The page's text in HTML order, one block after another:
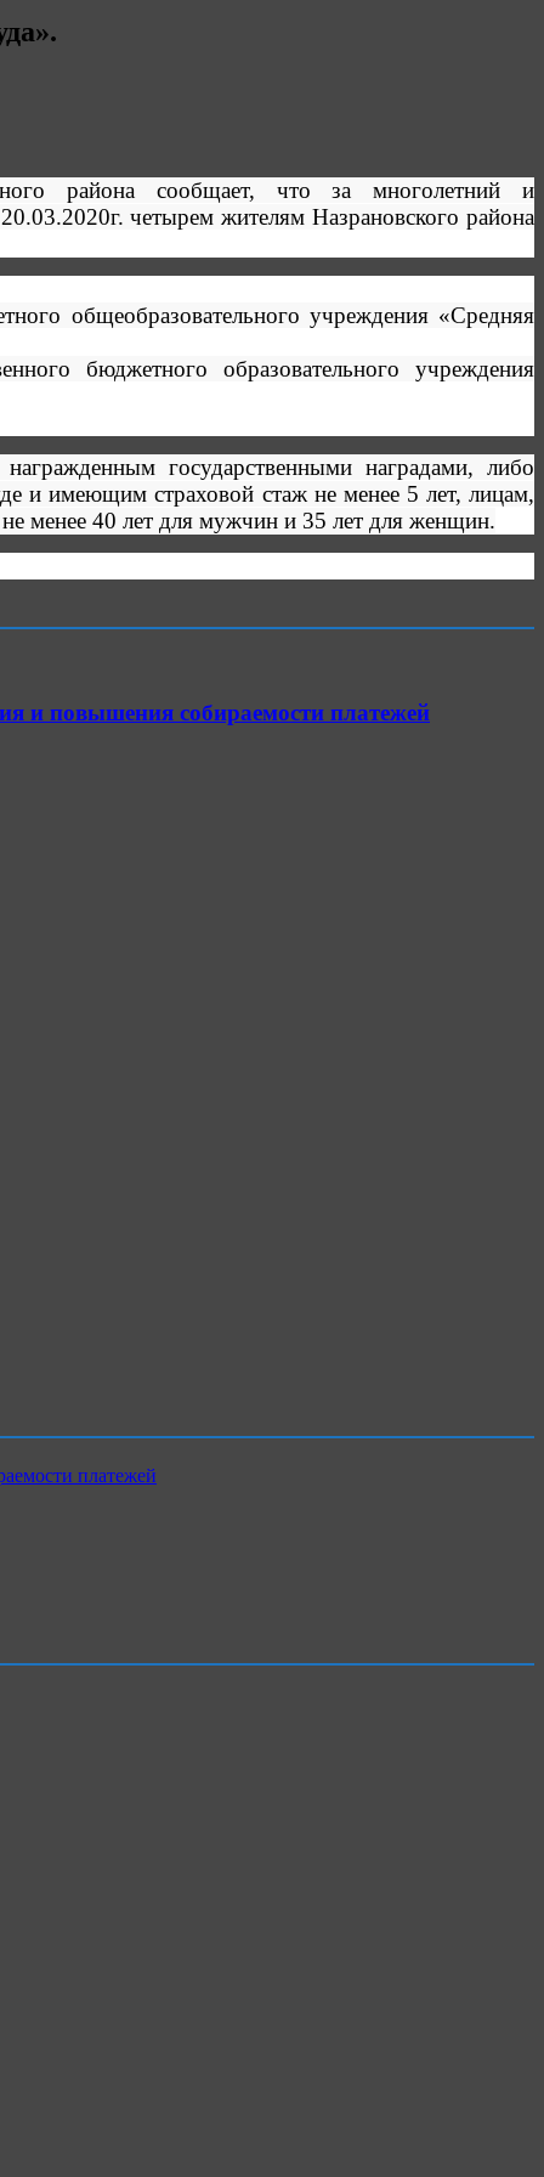
района сообщает, что за многолетний и
четырем жителям Назрановского района
общеобразовательного учреждения «Средняя
бюджетного образовательного учреждения
государственными наградами, либо
и имеющим страховой стаж не менее 5 лет, лицам,
менее 40 лет для мужчин и 35 лет для женщин.
и повышения собираемости платежей
платежей